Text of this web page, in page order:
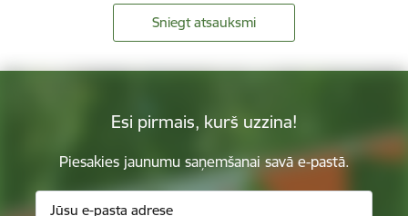
Sniegt atsauksmi
Esi pirmais, kurš uzzina!
Piesakies jaunumu saņemšanai savā e-pastā.